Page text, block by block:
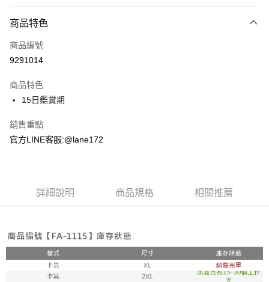
信用卡一次付款
超商取貨付款
Apple Pay
街口支付
悠遊付
運送方式
付款後全家取貨
每筆NT$100，滿NT$1,800(含以上)免運費
商品特色
商品編號
9291014
商品特色
15日鑑賞期
銷售重點
官方LINE客服:@lane172
詳細說明 商品規格 相關推薦